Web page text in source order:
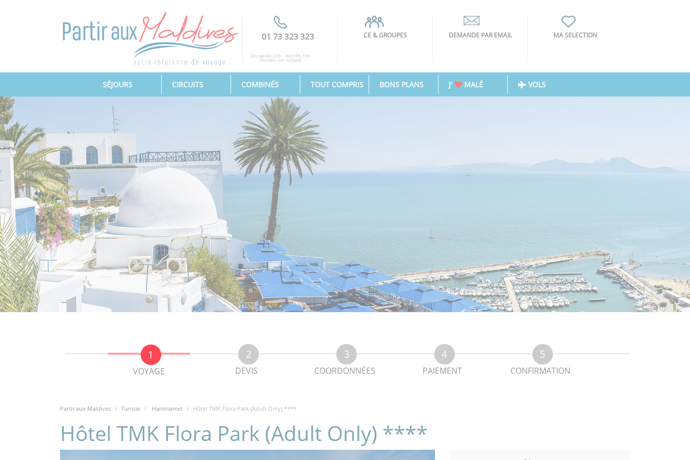
01 73 323 323
lun-sam:8h-22h - dim:10h-19h
(Numéro non surtaxé)
CE & GROUPES DEMANDE PAR EMAIL MA SELECTION
SÉJOURS(CURRENT) CIRCUITS COMBINÉS TOUT COMPRIS BONS PLANS J' MALÉ VOLS
VOYAGE DEVIS COORDONNÉES PAIEMENT CONFIRMATION
Partir aux Maldives Tunisie Hammamet Hôtel TMK Flora Park (Adult Only) ****
Hôtel TMK Flora Park (Adult Only) ****